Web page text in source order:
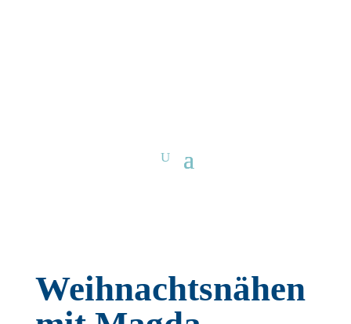
Weihnachtsnähen